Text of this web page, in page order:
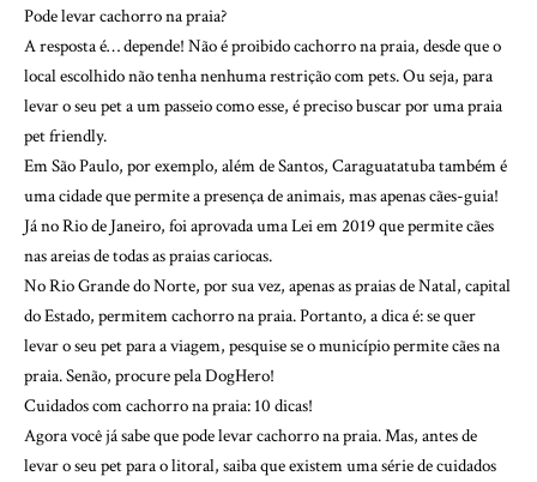
Pode levar cachorro na praia?
A resposta é… depende! Não é proibido cachorro na praia, desde que o
local escolhido não tenha nenhuma restrição com pets. Ou seja, para
levar o seu pet a um passeio como esse, é preciso buscar por uma praia
pet friendly.
Em São Paulo, por exemplo, além de Santos, Caraguatatuba também é
uma cidade que permite a presença de animais, mas apenas cães-guia!
Já no Rio de Janeiro, foi aprovada uma Lei em 2019 que permite cães
nas areias de todas as praias cariocas.
No Rio Grande do Norte, por sua vez, apenas as praias de Natal, capital
do Estado, permitem cachorro na praia. Portanto, a dica é: se quer
levar o seu pet para a viagem, pesquise se o município permite cães na
praia. Senão, procure pela DogHero!
Cuidados com cachorro na praia: 10 dicas!
Agora você já sabe que pode levar cachorro na praia. Mas, antes de
levar o seu pet para o litoral, saiba que existem uma série de cuidados